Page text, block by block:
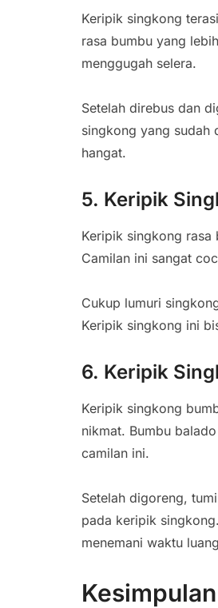
Keripik singkong
rasa bumbu yang
menggugah selera.
Setelah direbus dan
singkong yang sudah
hangat.
5. Keripik
Keripik singkong rasa
Camilan ini sangat
Cukup lumuri
Keripik singkong ini
6. Keripik
Keripik singkong
nikmat. Bumbu
camilan ini.
Setelah digoreng,
pada keripik
menemani waktu
Kesimpulan